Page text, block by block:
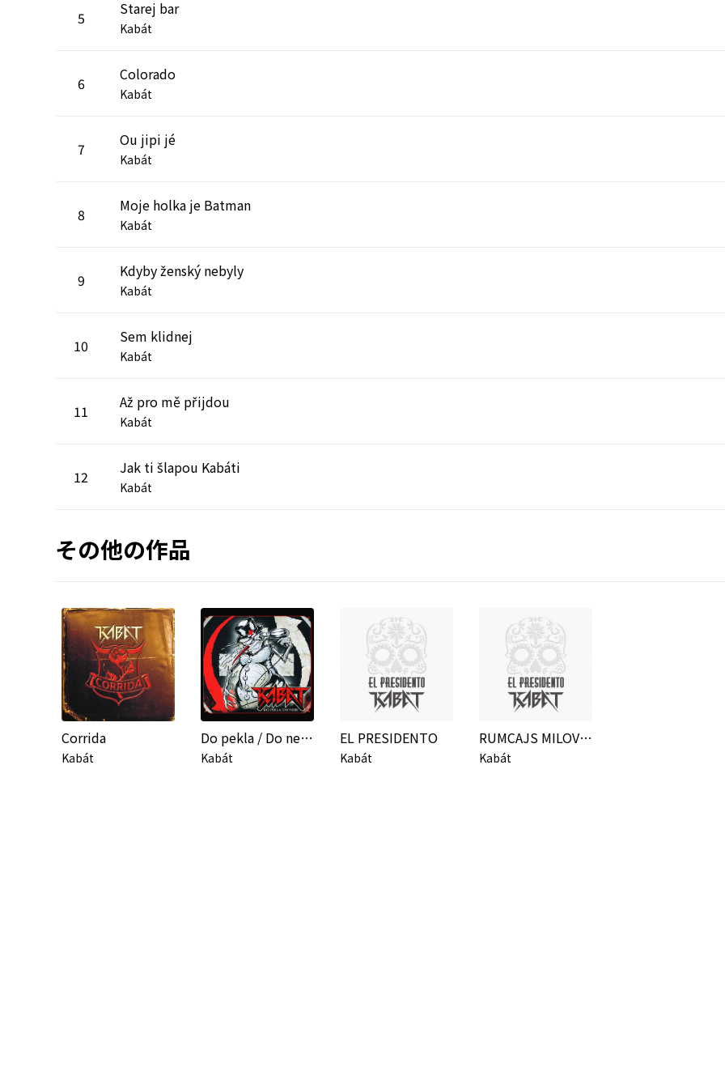
5 Starej bar
Kabát
6 Colorado
Kabát
7 Ou jipi jé
Kabát
8 Moje holka je Batman
Kabát
9 Kdyby ženský nebyly
Kabát
10 Sem klidnej
Kabát
11 Až pro mě přijdou
Kabát
12 Jak ti šlapou Kabáti
Kabát
その他の作品
Corrida
Kabát
Do pekla / Do nebe
Kabát
EL PRESIDENTO
Kabát
RUMCAJS MILOVAL MANKU
Kabát